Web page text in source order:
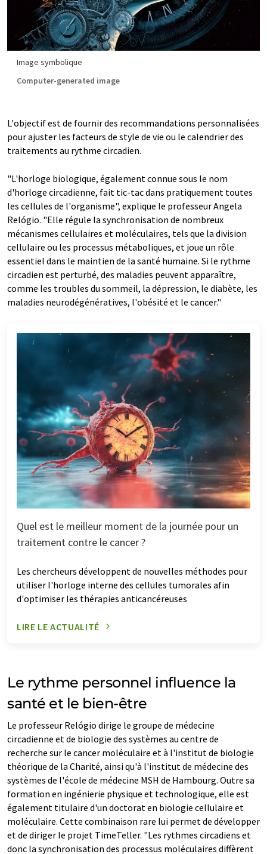
Image symbolique
Computer-generated image
L'objectif est de fournir des recommandations personnalisées
pour ajuster les facteurs de style de vie ou le calendrier des
traitements au rythme circadien.
"L'horloge biologique, également connue sous le nom
d'horloge circadienne, fait tic-tac dans pratiquement toutes
les cellules de l'organisme", explique le professeur Angela
Relógio. "Elle régule la synchronisation de nombreux
mécanismes cellulaires et moléculaires, tels que la division
cellulaire ou les processus métaboliques, et joue un rôle
essentiel dans le maintien de la santé humaine. Si le rythme
circadien est perturbé, des maladies peuvent apparaître,
comme les troubles du sommeil, la dépression, le diabète, les
maladies neurodégénératives, l'obésité et le cancer."
Quel est le meilleur moment de la journée pour un
traitement contre le cancer ?
Les chercheurs développent de nouvelles méthodes pour
utiliser l'horloge interne des cellules tumorales afin
d'optimiser les thérapies anticancéreuses
LIRE LE ACTUALITÉ
Le rythme personnel influence la
santé et le bien-être
Le professeur Relógio dirige le groupe de médecine
circadienne et de biologie des systèmes au centre de
recherche sur le cancer moléculaire et à l'institut de biologie
théorique de la Charité, ainsi qu'à l'institut de médecine des
systèmes de l'école de médecine MSH de Hambourg. Outre sa
formation en ingénierie physique et technologique, elle est
également titulaire d'un doctorat en biologie cellulaire et
moléculaire. Cette combinaison rare lui permet de développer
et de diriger le projet TimeTeller. "Les rythmes circadiens et
donc la synchronisation des processus moléculaires diffèrent